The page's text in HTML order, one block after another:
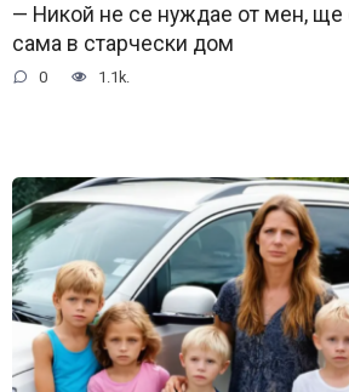
— Никой не се нуждае от мен, ще
сама в старчески дом
0 1.1k.